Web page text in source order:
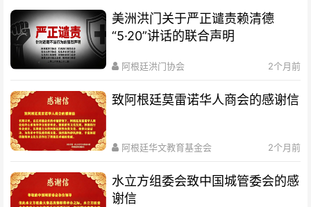
美洲洪门关于严正谴责赖清德
“5·20”讲话的联合声明
阿根廷洪门协会 2个月前
致阿根廷莫雷诺华人商会的感谢信
阿根廷华文教育基金会 2个月前
水立方组委会致中国城管委会的感
谢信